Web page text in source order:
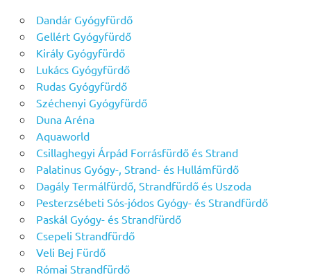
Dandár Gyógyfürdő
Gellért Gyógyfürdő
Király Gyógyfürdő
Lukács Gyógyfürdő
Rudas Gyógyfürdő
Széchenyi Gyógyfürdő
Duna Aréna
Aquaworld
Csillaghegyi Árpád Forrásfürdő és Strand
Palatinus Gyógy-, Strand- és Hullámfürdő
Dagály Termálfürdő, Strandfürdő és Uszoda
Pesterzsébeti Sós-jódos Gyógy- és Strandfürdő
Paskál Gyógy- és Strandfürdő
Csepeli Strandfürdő
Veli Bej Fürdő
Római Strandfürdő